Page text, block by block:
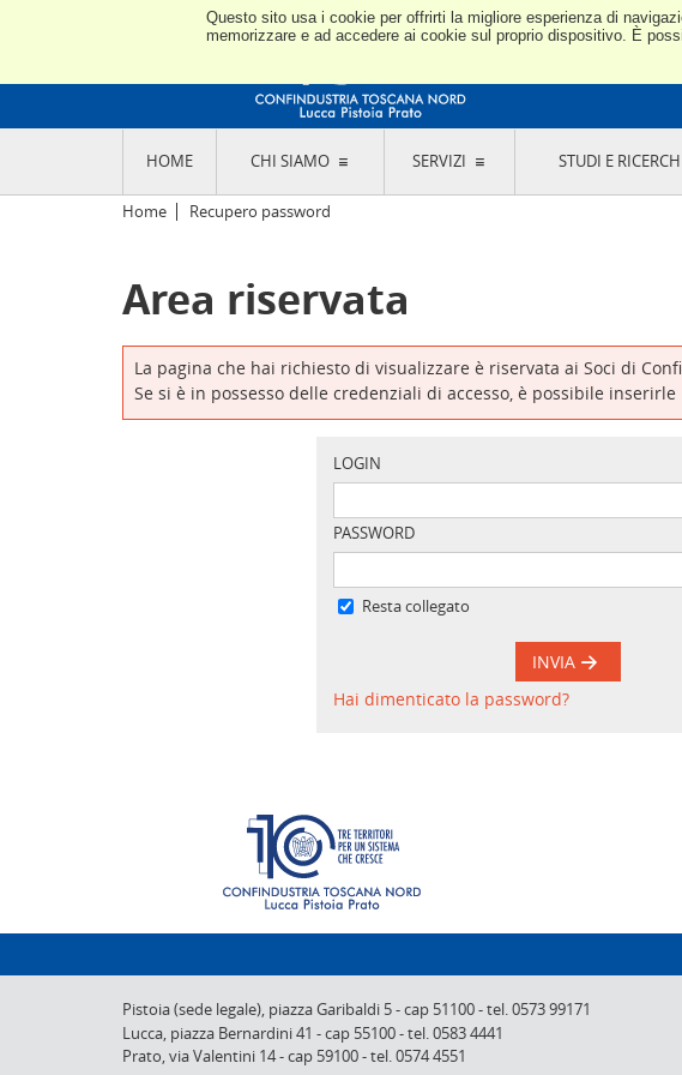
Questo sito usa i cookie per offrirti la migliore esperienza di
memorizzare e ad accedere ai cookie sul proprio dispositivo. È
HOME CHI SIAMO
L'ASSOCIAZIONE
CODICE ETICO E DEI VALORI ASSOCIATIVI
TRASPARENZA CONTRIBUTI PUBBLICI
L'INDUSTRIA E IL TERRITORIO DI LUCCA,
PISTOIA E PRATO
SEDI E CONTATTI
ABOUT US
DESIGNAZIONE
ORGANI DI
COMITATO PICCOLA
INDUSTRIA
SERVIZI STUDI E
Home Recupero password
Area riservata
La pagina che hai richiesto di visualizzare è riservata ai Soci di
Se si è in possesso delle credenziali di accesso, è possibile
LOGIN
PASSWORD
Resta collegato
INVIA
Hai dimenticato la password?
Pistoia (sede legale), piazza Garibaldi 5-cap 51100-tel. 0573 99171
Lucca, piazza Bernardini 41 -cap 55100-tel. 0583 4441
Prato,via Valentini 14-cap 59100-tel. 0574 4551